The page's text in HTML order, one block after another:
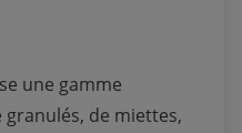
une gamme
de miettes,